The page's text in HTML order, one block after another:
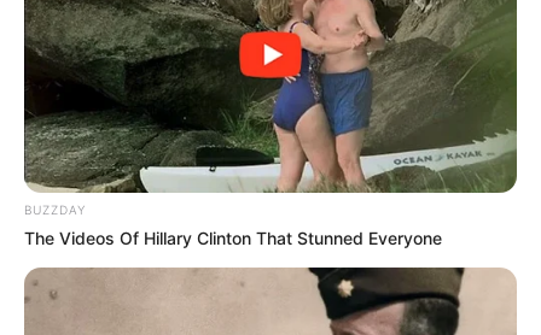
BUZZDAY
The Videos Of Hillary Clinton That Stunned Everyone